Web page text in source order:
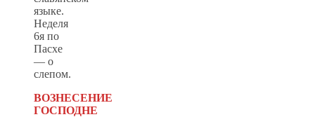
языке.
Неделя
6я по
Пасхе
— о
слепом.
ВОЗНЕСЕНИЕ
ГОСПОДНЕ